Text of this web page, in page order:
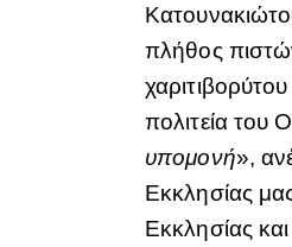
πλήθος
πολιτεία του
υπομονή»,
Εκκλησίας
Εκκλησίας